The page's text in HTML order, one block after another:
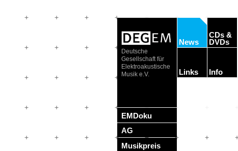
Deutsche
Gesellschaft für
Elektroakustische
Musik e.V.
EMDoku
AG
Musikpreis
News
CDs &
DVDs
Links Info